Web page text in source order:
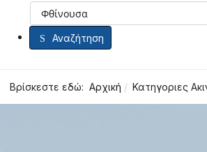
Αναζήτηση
Βρίσκεστε εδώ: Αρχική Κατηγοριες